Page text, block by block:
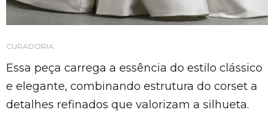
CURADORIA
Essa peça carrega a essência do estilo clássico
e elegante, combinando estrutura do corset a
detalhes refinados que valorizam a silhueta.